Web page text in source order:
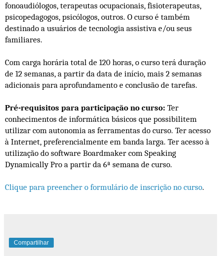
fonoaudiólogos, terapeutas ocupacionais, fisioterapeutas,
psicopedagogos, psicólogos, outros. O curso é também
destinado a usuários de tecnologia assistiva e/ou seus
familiares.
Com carga horária total de 120 horas, o curso terá duração
de 12 semanas, a partir da data de início, mais 2 semanas
adicionais para aprofundamento e conclusão de tarefas.
Pré-requisitos para participação no curso: Ter
conhecimentos de informática básicos que possibilitem
utilizar com autonomia as ferramentas do curso. Ter acesso
à Internet, preferencialmente em banda larga. Ter acesso à
utilização do software Boardmaker com Speaking
Dynamically Pro a partir da 6ª semana de curso.
Clique para preencher o formulário de inscrição no curso.
Compartilhar